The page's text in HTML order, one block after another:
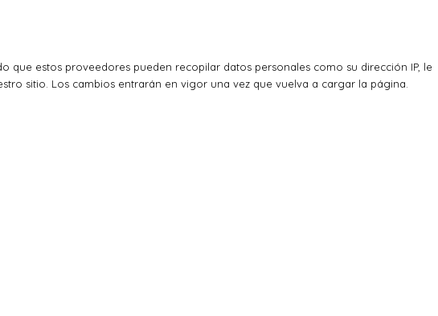
estos proveedores pueden recopilar datos personales como su dirección IP, le
sitio. Los cambios entrarán en vigor una vez que vuelva a cargar la página.